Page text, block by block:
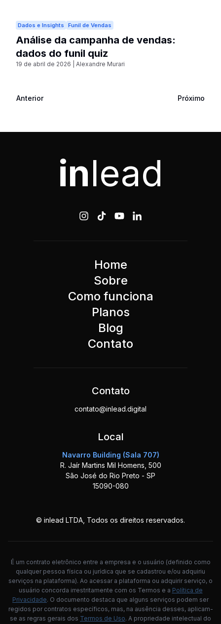
Dados e Insights Funil de Vendas
Análise da campanha de vendas:
dados do funil quiz
19 de abril de 2026 Alexandre Murari
Anterior Próximo
Home
Sobre
Como funciona
Planos
Blog
Contato
Contato
contato@inlead.digital
Local
Navarro Building (Sala 707)
R. Jaír Martins Mil Homens, 500
São José do Rio Preto - SP
15090-080
inlead
© inlead LTDA, Todos os direitos reservados.
É um contrato eletrônico entre a empresa e o usuário (definido como
qualquer pessoa física ou jurídica que se cadastrou e/ou adquiriu
serviços na plataforma). Ao acessar a plataforma ou adquirir serviço, o
usuário concorda irrestritamente com os Termos e a Política de
Privacidade. O documento destaca que alguns serviços podem ser
regidos por contratos específicos, mas, na ausência desses, aplicam-
se as regras gerais dos Termos de Uso. A propriedade intelectual do